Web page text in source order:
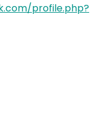
profile.php?